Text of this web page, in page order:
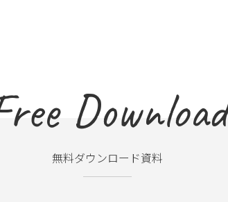
Download
無料ダウンロード資料